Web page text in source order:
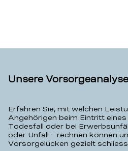
Unsere
Erfahren Sie, mit welchen
Angehörigen beim Eintritt
Todesfall oder bei
oder Unfall – rechnen können
Vorsorgelücken gezielt